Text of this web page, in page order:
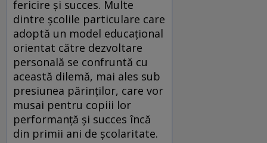
fericire și succes. Multe
dintre școlile particulare care
adoptă un model educațional
orientat către dezvoltare
personală se confruntă cu
această dilemă, mai ales sub
presiunea părinților, care vor
musai pentru copiii lor
performanță și succes încă
din primii ani de școlaritate.